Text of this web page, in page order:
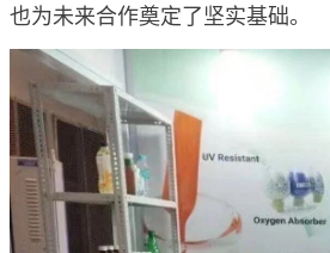
也为未来合作奠定了坚实基础。